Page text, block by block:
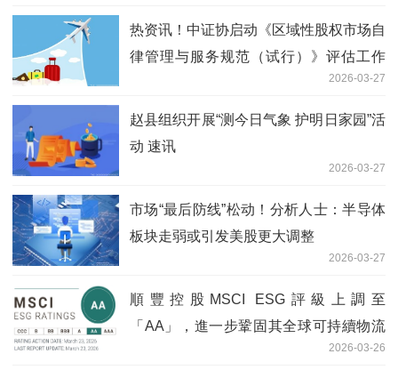
热资讯！中证协启动《区域性股权市场自
律管理与服务规范（试行）》评估工作
2026-03-27
赵县组织开展“测今日气象 护明日家园”活
动 速讯
2026-03-27
市场“最后防线”松动！分析人士：半导体
板块走弱或引发美股更大调整
2026-03-27
順豐控股MSCI ESG評級上調至
「AA」，進一步鞏固其全球可持續物流
2026-03-26